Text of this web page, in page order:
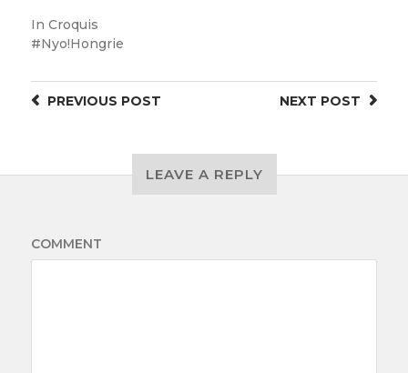
In Croquis
Nyo!Hongrie
NEXT POST
PREVIOUS POST
LEAVE A REPLY
COMMENT